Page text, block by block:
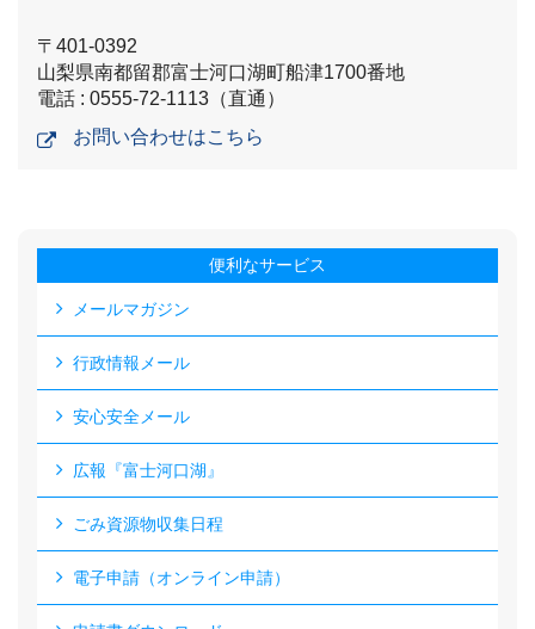
〒401-0392
山梨県南都留郡富士河口湖町船津1700番地
電話 : 0555-72-1113（直通）
お問い合わせはこちら
便利なサービス
メールマガジン
行政情報メール
安心安全メール
広報『富士河口湖』
ごみ資源物収集日程
電子申請（オンライン申請）